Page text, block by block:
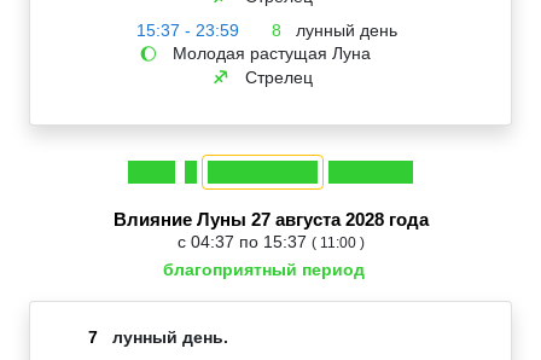
15:37 - 23:59
8 лунный день
🌔 Молодая растущая Луна
♐ Стрелец
Влияние Луны 27 августа 2028 года
с 04:37 по 15:37 ( 11:00 )
благоприятный период
7 лунный день.